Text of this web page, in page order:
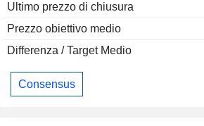
Ultimo prezzo di chiusura
Prezzo obiettivo medio
Differenza / Target Medio
Consensus